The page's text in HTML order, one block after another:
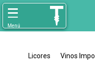
Licores Vinos